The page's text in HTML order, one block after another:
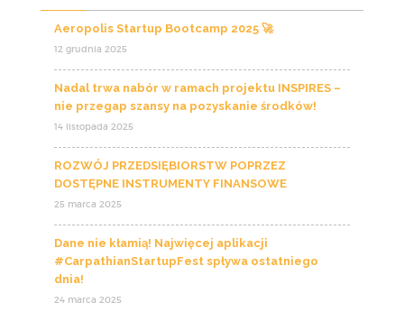
Aeropolis Startup Bootcamp 2025 🚀
12 grudnia 2025
Nadal trwa nabór w ramach projektu INSPIRES –
nie przegap szansy na pozyskanie środków!
14 listopada 2025
ROZWÓJ PRZEDSIĘBIORSTW POPRZEZ
DOSTĘPNE INSTRUMENTY FINANSOWE
25 marca 2025
Dane nie kłamią! Najwięcej aplikacji
#CarpathianStartupFest spływa ostatniego
dnia!
24 marca 2025